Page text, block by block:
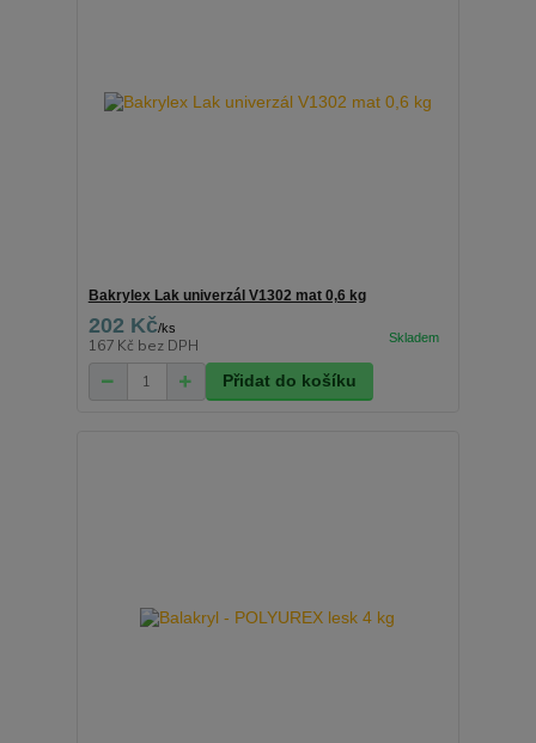
Bakrylex Lak univerzál V1302 mat 0,6 kg
202 Kč/ks
167 Kč bez DPH
Přidat do košíku